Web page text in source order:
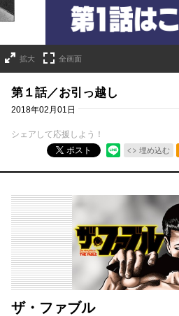
拡大 全画面
第１話／お引っ越し
2018年02月01日
シェアして応援しよう！
ポスト
埋め込む
ザ・ファブル